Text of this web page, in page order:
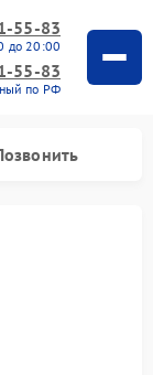
55-83
до 20:00
55-83
по РФ